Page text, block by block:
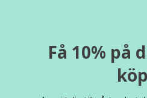
Få 10% på